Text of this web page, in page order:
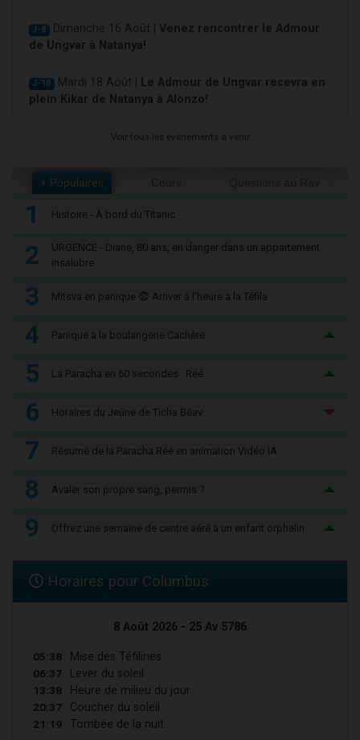
J-8 Dimanche 16 Août | Venez rencontrer le Admour
de Ungvar à Natanya!
J-10 Mardi 18 Août | Le Admour de Ungvar recevra en
plein Kikar de Natanya à Alonzo!
Voir tous les événements à venir
+ Populaires
1 Histoire - À bord du Titanic
2
URGENCE - Diane, 80 ans, en danger dans un appartement
insalubre
3 Mitsva en panique 😨 Arriver à l'heure à la Téfila
4 Panique à la boulangerie Cachère
5 La Paracha en 60 secondes : Réé
6 Horaires du Jeûne de Ticha Béav
7 Résumé de la Paracha Réé en animation Vidéo IA
8 Avaler son propre sang, permis ?
9 Offrez une semaine de centre aéré à un enfant orphelin
Horaires pour Columbus
8 Août 2026 - 25 Av 5786
05:38 Mise des Téfilines
06:37 Lever du soleil
13:38 Heure de milieu du jour
20:37 Coucher du soleil
21:19 Tombée de la nuit